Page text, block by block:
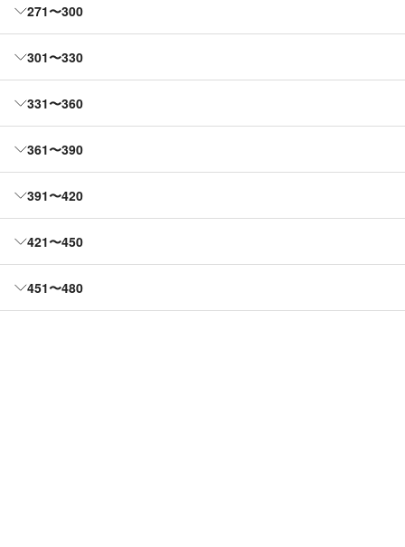
271〜300
301〜330
331〜360
361〜390
391〜420
421〜450
451〜480